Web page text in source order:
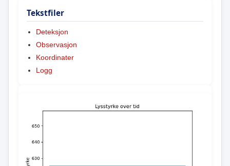
Tekstfiler
Deteksjon
Observasjon
Koordinater
Logg